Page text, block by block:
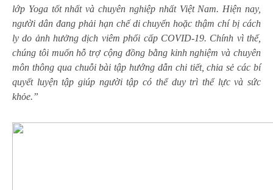
lớp Yoga tốt nhất và chuyên nghiệp nhất Việt Nam. Hiện nay,
người dân đang phải hạn chế di chuyển hoặc thậm chí bị cách
ly do ảnh hưởng dịch viêm phổi cấp COVID-19. Chính vì thế,
chúng tôi muốn hỗ trợ cộng đồng bằng kinh nghiệm và chuyên
môn thông qua chuỗi bài tập hướng dẫn chi tiết, chia sẻ các bí
quyết luyện tập giúp người tập có thể duy trì thể lực và sức
khỏe.”